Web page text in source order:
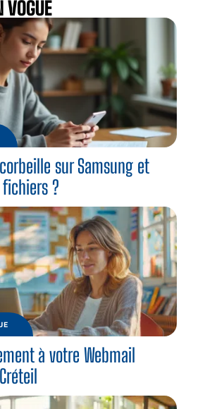
VOGUE
sur Samsung et
?
à votre Webmail